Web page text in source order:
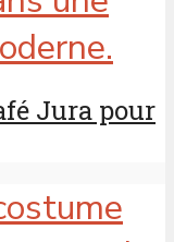
Jura pour